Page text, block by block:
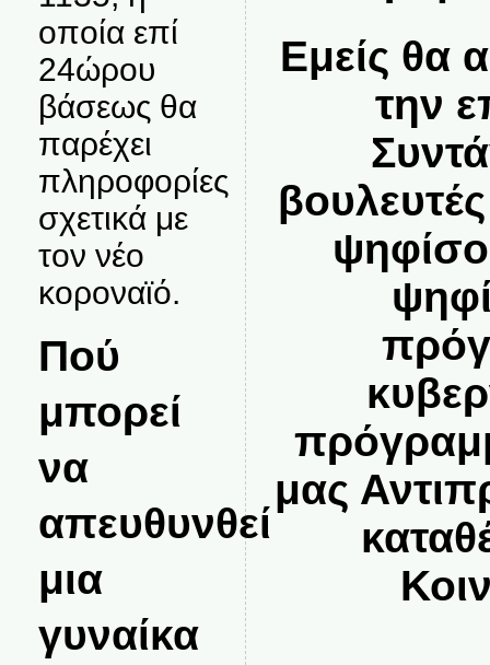
οποία επί
24ώρου
βάσεως θα
παρέχει
πληροφορίες
σχετικά με
τον νέο
κοροναϊό.
Πού
μπορεί
να
απευθυνθεί
μια
γυναίκα
Εμείς θα
την
μας